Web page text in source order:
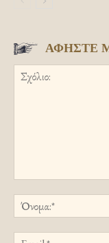
ΑΦΗΣΤΕ